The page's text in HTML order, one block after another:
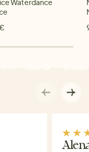
Waterdance